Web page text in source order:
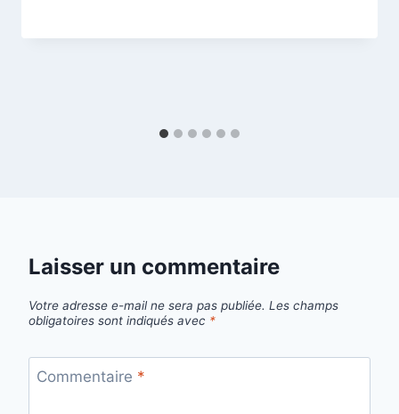
Laisser un commentaire
Votre adresse e-mail ne sera pas publiée. Les champs
obligatoires sont indiqués avec *
Commentaire *